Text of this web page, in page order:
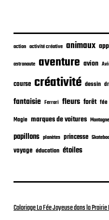
i
a
t
i
o
n
action activité créative animaux
astronaute aventure avion
course créativité dessin
fantaisie Ferrari fleurs forêt fée
Magie marques de voitures Montagne
papillons planètes princesse
voyage éducation étoiles
Coloriage La Fée Joyeuse dans la